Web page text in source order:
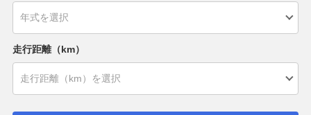
走行距離（km）